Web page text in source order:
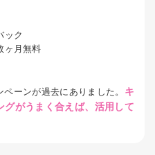
ック
ヶ月無料
ーンが過去にありました。 キ
グがうまく合えば、活用して